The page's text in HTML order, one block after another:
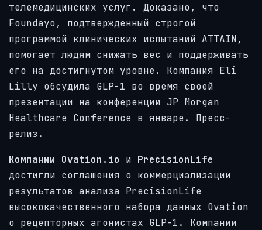
телемедицинских услуг. Доказано, что
Foundayo, подтвержденный строгой
программой клинических испытаний ATTAIN,
помогает людям снижать вес и поддерживать
его на достигнутом уровне. Компания Eli
Lilly обсудила GLP-1 во время своей
презентации на конференции JP Morgan
Healthcare Conference в январе. Пресс-
релиз.
Компании Ovation.io и PrecisionLife
достигли соглашения о коммерциализации
результатов анализа PrecisionLife
высококачественного набора данных Ovation
о рецепторных агонистах GLP-1. Компании